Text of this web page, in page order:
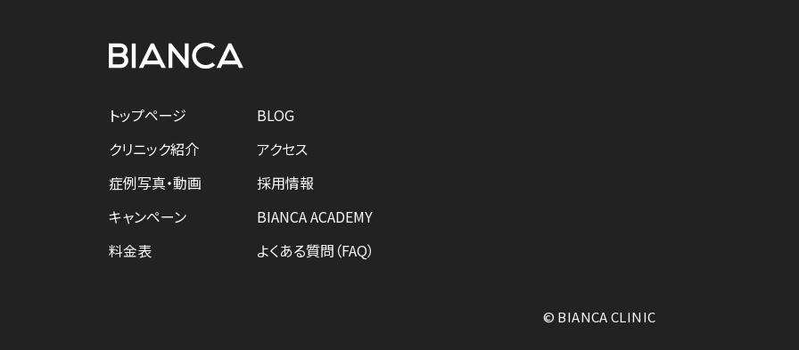
トップページ
クリニック紹介
症例写真・動画
キャンペーン
料金表
BLOG
アクセス
採用情報
BIANCA ACADEMY
よくある質問（FAQ）
© BIANCA CLINIC